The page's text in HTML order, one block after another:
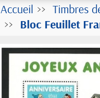
Accueil Timbres
Bloc Feuillet